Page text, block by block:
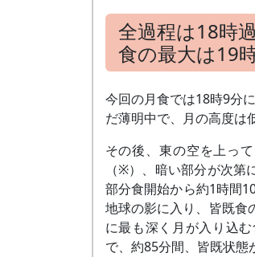
全過程は18時
食の最大は19
今回の月食では18時9分
だ薄明中で、月の高度は
その後、東の空を上っ
（※）、暗い部分が次第
部分食開始から約1時間
地球の影に入り、皆既食
に最も深く月が入り込
で、約85分間、皆既状態